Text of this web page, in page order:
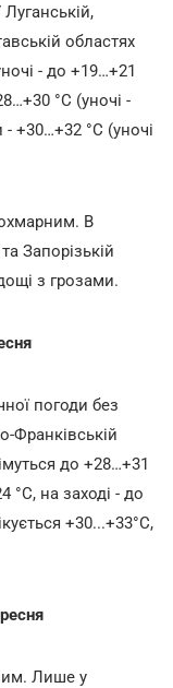
Луганській,
областях
- до +19…+21
°С (уночі -
- +30…+32 °С (уночі
В
Запорізькій
з грозами.
погоди без
Франківській
до +28…+31
°С, на заході - до
+30...+33°С,
Лише у